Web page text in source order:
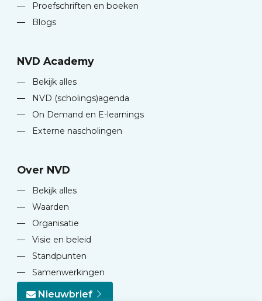
—
Proefschriften en boeken
—
Blogs
NVD Academy
—
Bekijk alles
—
NVD (scholings)agenda
—
On Demand en E-learnings
—
Externe nascholingen
Over NVD
—
Bekijk alles
—
Waarden
—
Organisatie
—
Visie en beleid
—
Standpunten
—
Samenwerkingen
Nieuwbrief